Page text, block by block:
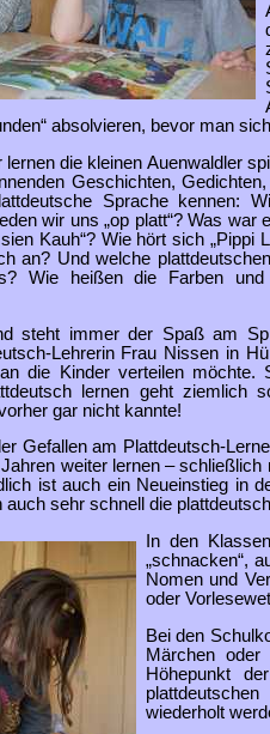
absolvieren, bevor man
lernen die kleinen Auenwaldler
Geschichten,
Sprache kennen:
wir uns „op platt“? Was war
Kauh“? Wie hört sich „Pippi
an? Und welche
Wie heißen die Farben und
steht immer der Spaß am
Lehrerin Frau Nissen in
die Kinder verteilen möchte.
lernen geht ziemlich
gar nicht kannte!
Gefallen am Plattdeutsch-
weiter lernen ‒
ist auch ein Neueinstieg in
auch sehr schnell die
In den
„schnacken“,
Nomen und
oder
Bei den
Märchen
Höhepunkt
wiederholt